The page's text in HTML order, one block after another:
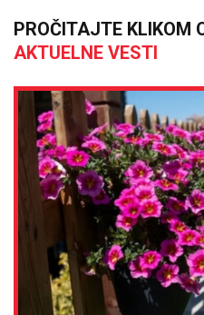
PROČITAJTE KLIKOM
AKTUELNE VESTI